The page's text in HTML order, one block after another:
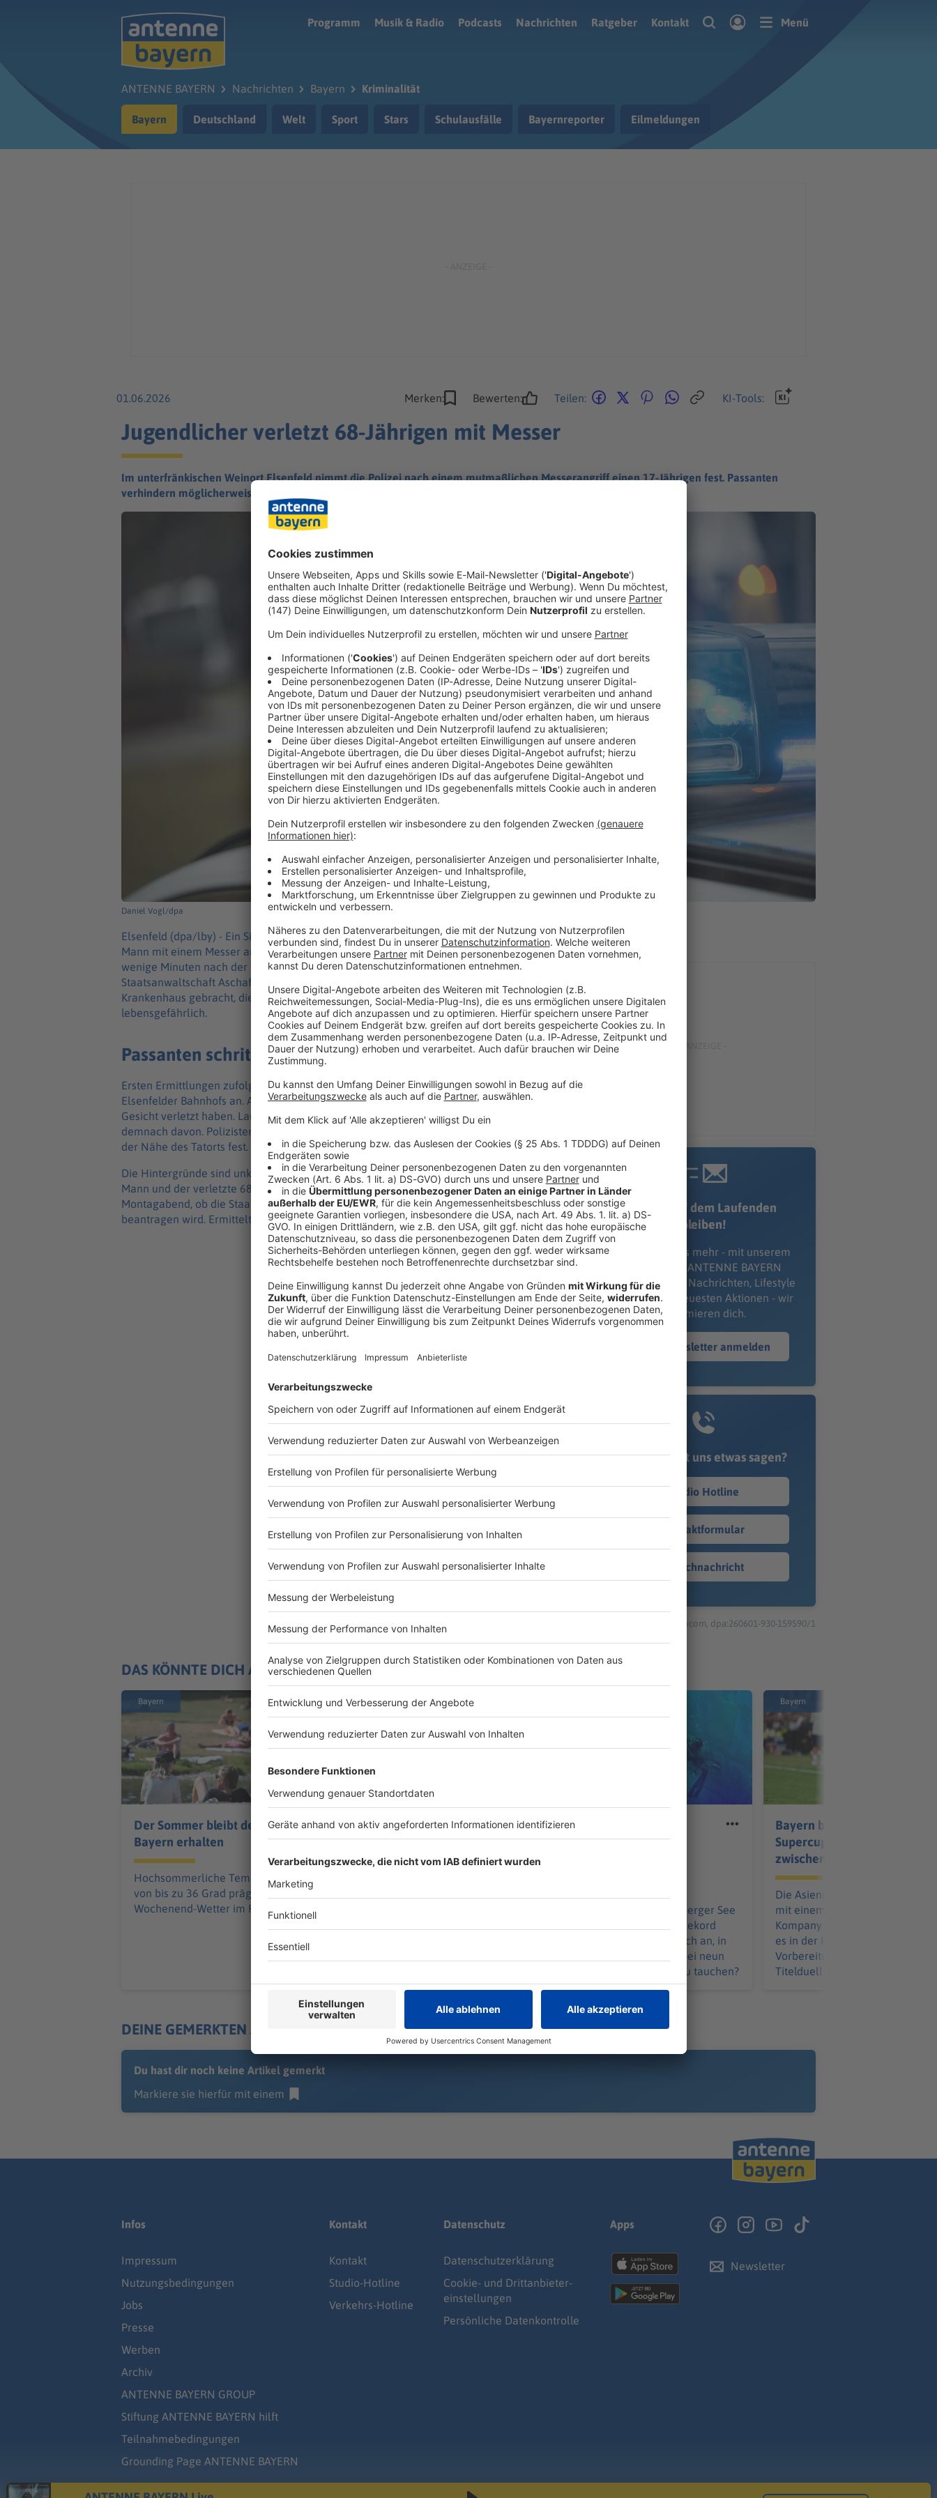
Programm
Musik & Radio Podcasts Nachrichten Ratgeber Kontakt Menü
ANTENNE BAYERN Nachrichten Bayern Kriminalität
Bayern Deutschland Welt Sport Stars Schulausfälle Bayernreporter Eilmeldungen
01.06.2026 Merken: Bewerten: Teilen: KI-Tools:
Jugendlicher verletzt 68-Jährigen mit Messer
Im unterfränkischen Weinort Elsenfeld nimmt die Polizei nach einem mutmaßlichen Messerangriff einen 17-Jährigen fest. Passanten
verhindern möglicherweise Schlimmeres.
Daniel Vogl/dpa
Elsenfeld (dpa/lby) - Ein Siebzehnjähriger soll in Elsenfeld in Unterfranken einen älteren
Mann mit einem Messer angegriffen und verletzt haben. Die Polizei nahm den Jugendlichen
wenige Minuten nach der Tat fest, wie Polizeipräsidium Unterfranken und
Staatsanwaltschaft Aschaffenburg mitteilten. Der 68-Jährige wurde verletzt in ein
Krankenhaus gebracht, die Verletzungen waren Stand Montagabend laut Polizei nicht
lebensgefährlich.
Passanten schritten ein
Ersten Ermittlungen zufolge sprach der 17-Jährige den 68-Jährigen in der Nähe des
Elsenfelder Bahnhofs an. Anschließend soll er ihn - mutmaßlich mit einem Messer - im
Gesicht verletzt haben. Laut Polizei schritten Passanten lautstark ein, der Jugendliche lief
demnach davon. Polizisten nahmen den mutmaßlichen Angreifer wenige Minuten später in
der Nähe des Tatorts fest. Sie stellten auch ein Messer als mutmaßliche Tatwaffe sicher.
Die Hintergründe sind unklar, Polizei und Staatsanwaltschaft wollen klären, ob der junge
Mann und der verletzte 68-Jährige sich kannten. Noch nicht entschieden war am
Montagabend, ob die Staatsanwaltschaft Haftbefehl gegen den 17-jährigen Ukrainer
beantragen wird. Ermittelt wird wegen gefährlicher Körperverletzung.
Immer auf dem Laufenden
bleiben!
Verpass' nichts mehr - mit unserem
kostenlosen ANTENNE BAYERN
Newsletter. Ob Nachrichten, Lifestyle
oder unsere neuesten Aktionen - wir
informieren dich.
Zum Newsletter anmelden
Du möchtest uns etwas sagen?
Studio Hotline
Kontaktformular
Sprachnachricht
© dpa-infocom, dpa:260601-930-159590/1
DAS KÖNNTE DICH AUCH INTERESSIEREN
Bayern
Der Sommer bleibt den
Bayern erhalten
Hochsommerliche Temperaturen
von bis zu 36 Grad prägen das
Wochenend-Wetter im Freistaat.
Bayern
Funkel schwärmt von
Klose: «Wahnsinnig gute
Arbeit»
Freier Fall in die Tiefe:
Apnoetaucher will
Marinković will im Starnberger See
einen neuen deutschen Rekord
aufstellen. Wie fühlt es sich an, in
völliger Dunkelheit und bei neun
bar Druck 85 Meter tief zu tauchen?
Bayern
Bayern blickt schon auf
Supercup - «Messer
zwischen Zähnen»
Die Asienreise des FC Bayern
mit einem Testspielsieg zu Ende.
Kompany ist beeindruckt. Jetzt
es in der Heimat mit der
Vorbereitung weiter. Das erste
Titelduell naht allmählich.
DEINE GEMERKTEN ARTIKEL
Du hast dir noch keine Artikel gemerkt
Markiere sie hierfür mit einem
Infos
Impressum
Nutzungsbedingungen
Jobs
Presse
Werben
Archiv
ANTENNE BAYERN GROUP
Stiftung ANTENNE BAYERN hilft
Teilnahmebedingungen
Grounding Page ANTENNE BAYERN
Kontakt
Kontakt
Studio-Hotline
Verkehrs-Hotline
Datenschutz
Datenschutz­erklärung
Cookie- und Drittanbieter-
einstellungen
Persönliche Datenkontrolle
Apps
Newsletter